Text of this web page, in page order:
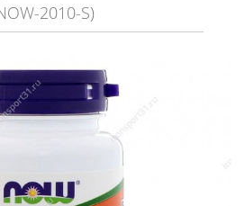
2010-S)